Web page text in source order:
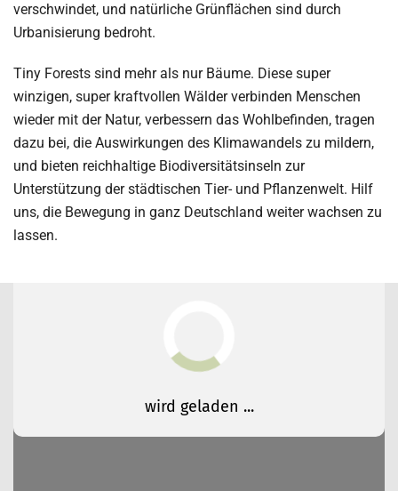
verschwindet, und natürliche Grünflächen sind durch
Urbanisierung bedroht.
Tiny Forests sind mehr als nur Bäume. Diese super
winzigen, super kraftvollen Wälder verbinden Menschen
wieder mit der Natur, verbessern das Wohlbefinden, tragen
dazu bei, die Auswirkungen des Klimawandels zu mildern,
und bieten reichhaltige Biodiversitätsinseln zur
Unterstützung der städtischen Tier- und Pflanzenwelt. Hilf
uns, die Bewegung in ganz Deutschland weiter wachsen zu
lassen.